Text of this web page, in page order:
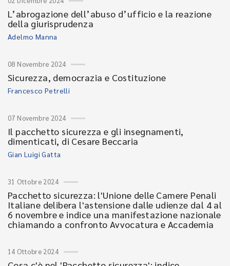
L’abrogazione dell’abuso d’ufficio e la reazione
della giurisprudenza
Adelmo Manna
08 Novembre 2024
Sicurezza, democrazia e Costituzione
Francesco Petrelli
07 Novembre 2024
Il pacchetto sicurezza e gli insegnamenti,
dimenticati, di Cesare Beccaria
Gian Luigi Gatta
31 Ottobre 2024
Pacchetto sicurezza: l'Unione delle Camere Penali
Italiane delibera l'astensione dalle udienze dal 4 al
6 novembre e indice una manifestazione nazionale
chiamando a confronto Avvocatura e Accademia
14 Ottobre 2024